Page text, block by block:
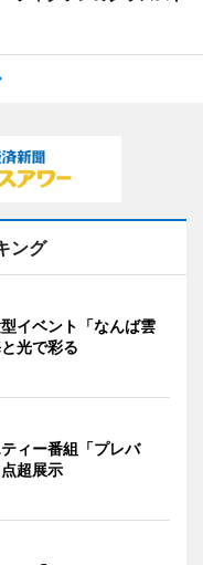
ング
イベント「なんば雲
光で彩る
ィー番組「プレバ
超展示